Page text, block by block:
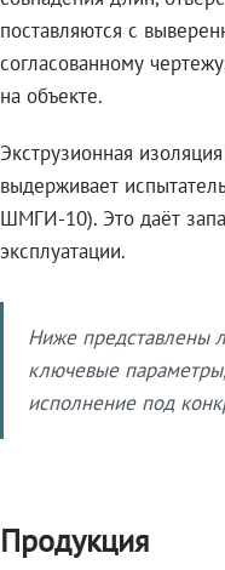
поставляются с
согласованному
на объекте.
Экструзионная
выдерживает
ШМГИ-10). Это даёт
эксплуатации.
Ниже
ключевые
исполнение под
Продукция